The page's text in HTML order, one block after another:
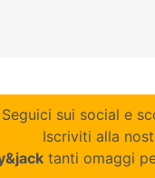
Seguici sui social e
Iscriviti alla
tanti omaggi